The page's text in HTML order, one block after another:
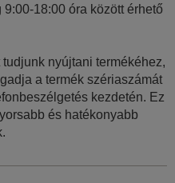
18:00 óra között érhető
nyújtani termékéhez,
a termék szériaszámát
kezdetén. Ez
és hatékonyabb